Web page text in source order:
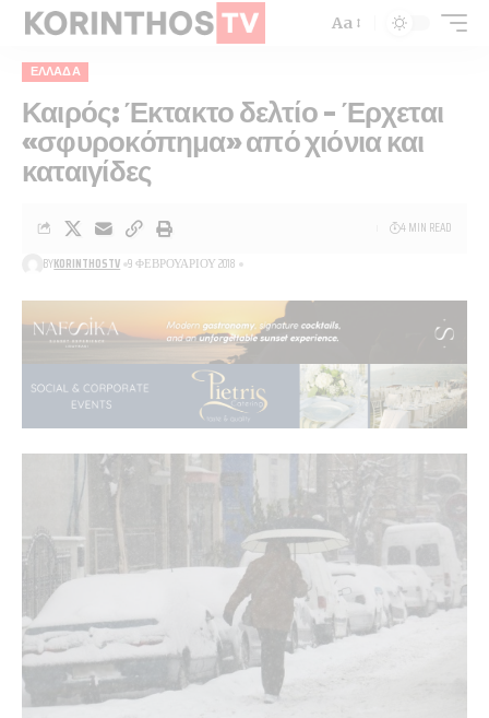
Aa
ΕΛΛΆΔΑ
Καιρός: Έκτακτο δελτίο – Έρχεται
«σφυροκόπημα» από χιόνια και
καταιγίδες
BYKORINTHOSTV 9 ΦΕΒΡΟΥΑΡΊΟΥ 2018
4 MIN READ